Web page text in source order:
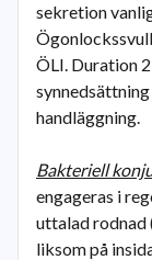
sekretion
ÖLI. Duration
handläggning.
Bakteriell
engageras i
uttalad rodnad
liksom på